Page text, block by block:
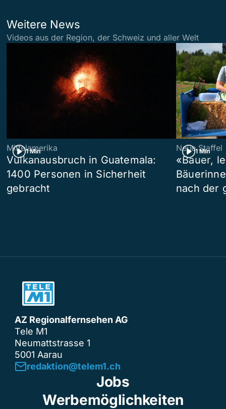
Weitere News
Videos aus der Region, der Schweiz und aller Welt
1 Min
Mittelamerika
Vulkanausbruch in Guatemala:
1400 Personen in Sicherheit
gebracht
1 Min
Neue Staffel
«Bauer,
nach der
AZ Regionalfernsehen AG
Tele M1
Neumattstrasse 1
5001 Aarau
redaktion@telem1.ch
Jobs
Werbemöglichkeiten